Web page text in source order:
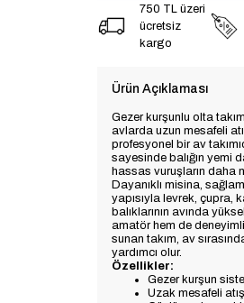
750 TL üzeri
ücretsiz
kargo
Ürün Açıklaması
Gezer kurşunlu olta
avlarda uzun mesafeli
profesyonel bir av
sayesinde balığın yemi
hassas vuruşların daha
Dayanıklı misina,
yapısıyla levrek, çupra,
balıklarının avında
amatör hem de
sunan takım, av
yardımcı olur.
Özellikler:
Gezer kurşun
Uzak mesafeli